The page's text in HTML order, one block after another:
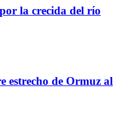
la crecida del río
estrecho de Ormuz al